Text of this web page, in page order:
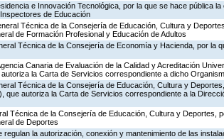
e Innovación Tecnológica, por la que se hace pública
de Educación
Técnica de la Consejería de Educación, Cultura y
de Formación Profesional y Educación de Adultos
Técnica de la Consejería de Economía y Hacienda, por la
Canaria de Evaluación de la Calidad y Acreditación
la Carta de Servicios correspondiente a dicho
Técnica de la Consejería de Educación, Cultura y
que autoriza la Carta de Servicios correspondiente a la
Técnica de la Consejería de Educación, Cultura y Deportes,
de Deportes
la autorización, conexión y mantenimiento de las